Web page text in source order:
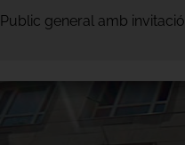
Public general amb invitació